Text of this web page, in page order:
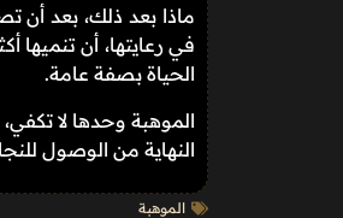
ماذا بعد ذلك، بعد أن
في رعايتها، أن
الحياة بصفة عامة.
الموهبة وحدها لا
النهاية من الوصول
الموهبة